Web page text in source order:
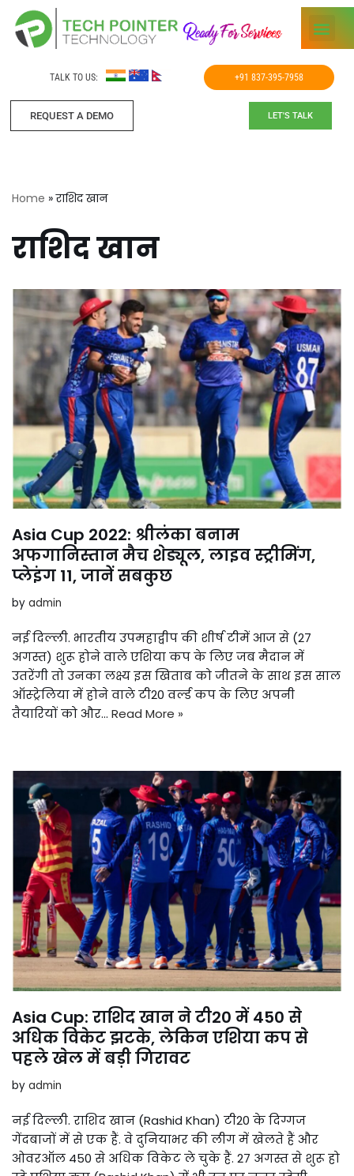
Skip
contentTALK TO US: +91 837-395-7958
REQUEST A DEMO​ LET'S TALK
Home »राशिद खान
राशिद खान
Asia Cup 2022: श्रीलंका बनाम
अफगानिस्तान मैच शेड्यूल, लाइव स्ट्रीमिंग,
प्लेइंग 11, जानें सबकुछ
by admin
नई दिल्ली. भारतीय उपमहाद्वीप की शीर्ष टीमें आज से (27
अगस्त) शुरू होने वाले एशिया कप के लिए जब मैदान में
उतरेंगी तो उनका लक्ष्य इस खिताब को जीतने के साथ इस साल
ऑस्ट्रेलिया में होने वाले टी20 वर्ल्ड कप के लिए अपनी
तैयारियों को और… Read More »
Asia Cup: राशिद खान ने टी20 में 450 से
अधिक विकेट झटके, लेकिन एशिया कप से
पहले खेल में बड़ी गिरावट
by admin
नई दिल्ली. राशिद खान (Rashid Khan) टी20 के दिग्गज
गेंदबाजों में से एक हैं. वे दुनियाभर की लीग में खेलते हैं और
ओवरऑल 450 से अधिक विकेट ले चुके हैं. 27 अगस्त से शुरू हो